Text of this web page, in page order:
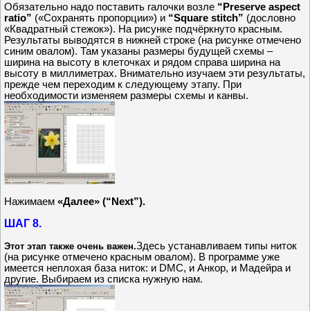
Обязательно надо поставить галочки возле “Preserve aspect
ratio” («Сохранять пропорции») и “Square stitch” (дословно
«Квадратный стежок»). На рисунке подчёркнуто красным.
Результаты выводятся в нижней строке (на рисунке отмечено
синим овалом). Там указаны размеры будущей схемы –
ширина на высоту в клеточках и рядом справа ширина на
высоту в миллиметрах. Внимательно изучаем эти результаты,
прежде чем переходим к следующему этапу. При
необходимости изменяем размеры схемы и канвы.
Нажимаем «Далее» (“Next”).
ШАГ 8.
Этот этап также очень важен.Здесь устанавливаем типы ниток
(на рисунке отмечено красным овалом). В программе уже
имеется неплохая база ниток: и DMC, и Анкор, и Мадейра и
другие. Выбираем из списка нужную нам.